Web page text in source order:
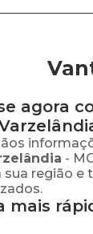
agora
-
sua região e
mais